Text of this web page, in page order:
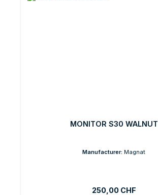
MONITOR S30 WALNUT
Manufacturer: Magnat
Prix régulier :
250,00 CHF